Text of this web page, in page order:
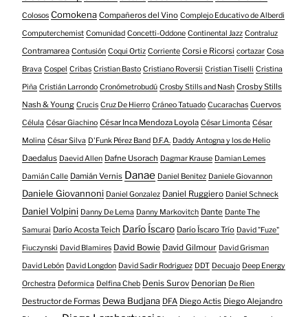
Colosos Comokena Compañeros del Vino Complejo Educativo de Alberdi
Computerchemist Comunidad Concetti-Oddone Continental Jazz Contraluz
Contramarea Contusión Coqui Ortiz Corriente Corsi e Ricorsi cortazar Cosa
Brava Cospel Cribas Cristian Basto Cristiano Roversii Cristian Tiselli Cristina
Piña Cristián Larrondo Cronómetrobudú Crosby Stills and Nash Crosby Stills
Nash & Young Crucis Cruz De Hierro Cráneo Tatuado Cucarachas Cuervos
Célula César Giachino César Inca Mendoza Loyola César Limonta César
Molina César Silva D'Funk Pérez Band D.F.A. Daddy Antogna y los de Helio
Daedalus Daevid Allen Dafne Usorach Dagmar Krause Damian Lemes
Damián Calle Damián Vernis Danae Daniel Benitez Daniele Giovannon
Daniele Giovannoni Daniel Gonzalez Daniel Ruggiero Daniel Schneck
Daniel Volpini Danny De Lema Danny Markovitch Dante Dante The
Samurai Darío Acosta Teich Darío Íscaro Darío Íscaro Trío David "Fuze"
Fiuczynski David Blamires David Bowie David Gilmour David Grisman
David Lebón David Longdon David Sadir Rodriguez DDT Decuajo Deep Energy
Orchestra Deformica Delfina Cheb Denis Surov Denorian De Rien
Destructor de Formas Dewa Budjana DFA Diego Actis Diego Alejandro